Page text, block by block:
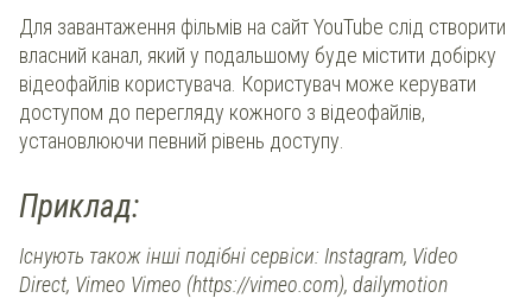
Для завантаження фільмів на сайт YouTube слід створити
власний канал, який у подальшому буде містити добірку
відеофайлів користувача. Користувач може керувати
доступом до перегляду кожного з відеофайлів,
установлюючи певний рівень доступу.
Приклад:
Існують також інші подібні сервіси: Instagram, Video
Direct, Vimeo Vimeo (https://vimeo.com), dailymotion